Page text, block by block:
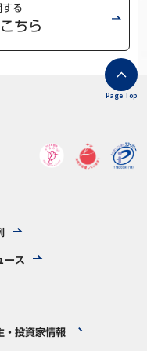
する
ちら
ース
・投資家情報
Page Top